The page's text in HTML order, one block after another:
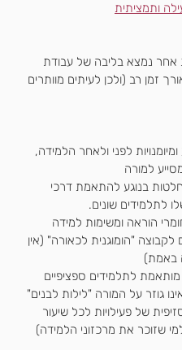
ותמציתית
אחר נמצא בליבה של עבודת
זמן רב (ולכן לעיתים מוותרים
ומיומנויות לפני ולאחר הלמידה,
למורה
בנוגע להתאמת דרכי
לתלמידים שונים.
הוראה ומשימות למידה
לקבוצה "הומוגנית לכאורה" (אין
באמת)
לתלמידים ספציפיים
גוזר על המורה "לילות לבנים"
של פעילויות לכל שיעור
שזוכר את מרכזוני הלמידה)